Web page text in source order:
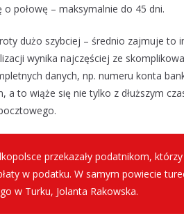
połowę – maksymalnie do 45 dni.
dużo szybciej – średnio zajmuje to
wynika najczęściej ze
danych, np. numeru konta
a to wiąże się nie tylko z dłuższym
przekazały podatnikom,
w podatku. W samym powiecie
w Turku, Jolanta Rakowska.